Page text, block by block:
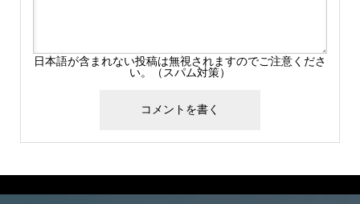
日本語が含まれない投稿は無視されますのでご注意くださ
い。（スパム対策）